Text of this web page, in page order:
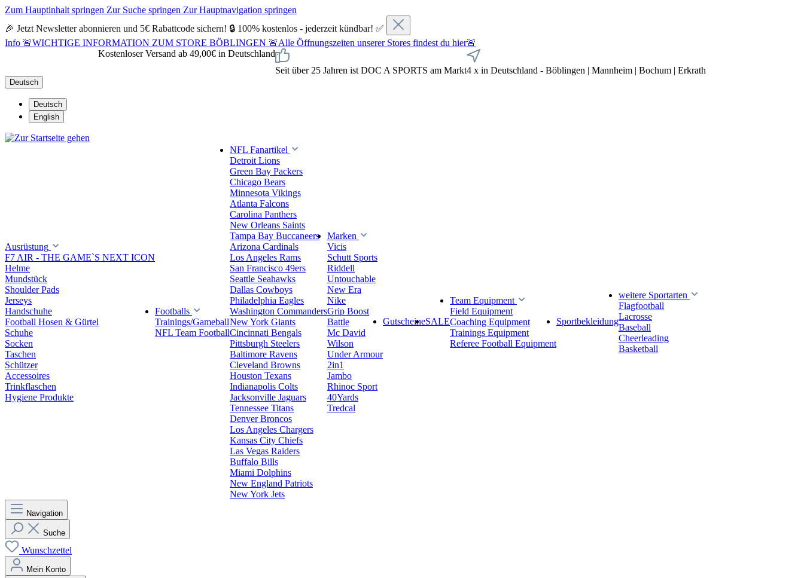
Zum Hauptinhalt springen Zur Suche springen Zur Hauptnavigation springen
🎉 Jetzt Newsletter abonnieren und 5€ Rabattcode sichern! 🔒 100% kostenlos - jederzeit kündbar! ✅
Info 🚨WICHTIGE INFORMATION ZUM STORE BÖBLINGEN 🚨Alle Öffnungszeiten unserer Stores findest du hier🚨
Kostenloser Versand ab 49,00€ in Deutschland
Seit über 25 Jahren ist DOC A SPORTS am Markt4 x in Deutschland - Böblingen | Mannheim | Bochum | Erkrath
Deutsch
Deutsch
English
Ausrüstung
F7 AIR - THE GAME`S NEXT ICON
Helme
Mundstück
Shoulder Pads
Jerseys
Handschuhe
Football Hosen & Gürtel
Schuhe
Socken
Taschen
Schützer
Accessoires
Trinkflaschen
Hygiene Produkte
Footballs
Trainings/Gameball
NFL Team Football
NFL Fanartikel
Detroit Lions
Green Bay Packers
Chicago Bears
Minnesota Vikings
Atlanta Falcons
Carolina Panthers
New Orleans Saints
Tampa Bay Buccaneers
Arizona Cardinals
Los Angeles Rams
San Francisco 49ers
Seattle Seahawks
Dallas Cowboys
Philadelphia Eagles
Washington Commanders
New York Giants
Cincinnati Bengals
Pittsburgh Steelers
Baltimore Ravens
Cleveland Browns
Houston Texans
Indianapolis Colts
Jacksonville Jaguars
Tennessee Titans
Denver Broncos
Los Angeles Chargers
Kansas City Chiefs
Las Vegas Raiders
Buffalo Bills
Miami Dolphins
New England Patriots
New York Jets
Marken
Vicis
Schutt Sports
Riddell
Untouchable
New Era
Nike
Grip Boost
Battle
Mc David
Wilson
Under Armour
2in1
Jambo
Rhinoc Sport
40Yards
Tredcal
GutscheineSALE
Team Equipment
Field Equipment
Coaching Equipment
Trainings Equipment
Referee Football Equipment
Sportbekleidung
weitere Sportarten
Flagfootball
Lacrosse
Baseball
Cheerleading
Basketball
Navigation
Suche
Wunschzettel
Mein Konto